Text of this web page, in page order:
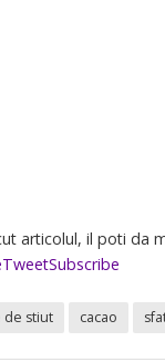
articolul, il poti da
TweetSubscribe
de stiut cacao